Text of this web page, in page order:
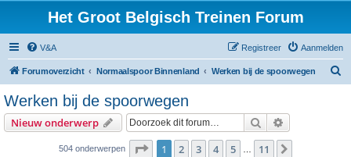
Het Groot Belgisch Treinen Forum
V&A Aanmelden
Registreer
Forumoverzicht Normaalspoor Binnenland Werken bij de spoorwegen
Werken bij de spoorwegen
Nieuw onderwerp Zoek
504 onderwerpen Pagina van 11
1 2 3 4 5 11